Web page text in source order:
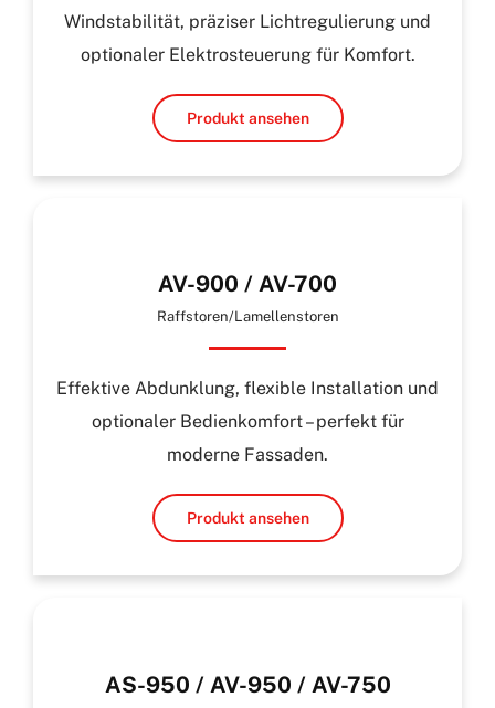
Windstabilität, präziser Lichtregulierung und
optionaler Elektrosteuerung für Komfort.
Produkt ansehen
AV-900 / AV-700
Raffstoren/Lamellenstoren
Effektive Abdunklung, flexible Installation und
optionaler Bedienkomfort – perfekt für
moderne Fassaden.
Produkt ansehen
AS-950 / AV-950 / AV-750